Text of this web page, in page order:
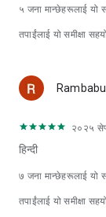
५ जना मान्छेहरूलाई यो
तपाईंलाई यो समीक्षा
Rambabu
२०२५
हिन्दी
७ जना मान्छेहरूलाई यो
तपाईंलाई यो समीक्षा